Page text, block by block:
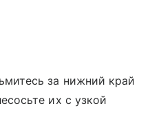
за нижний край
их с узкой